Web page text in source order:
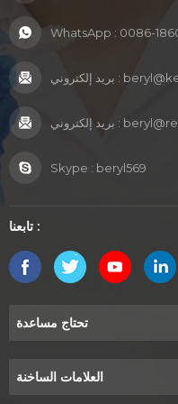
الذين يعانون من
استشارة مقدمي الرعاية
WhatsApp : 0086-
بريد إلكتروني :
بريد إلكتروني :
Skype : beryl569
تابعنا :
تحتاج مساعدة
العلامات الساخنة